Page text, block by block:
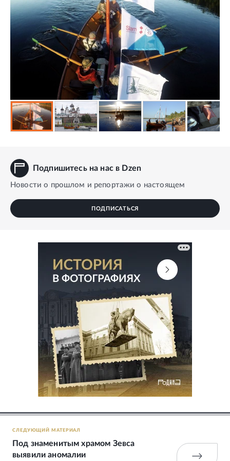
Подпишитесь на нас в Dzen
Новости о прошлом и репортажи о настоящем
ПОДПИСАТЬСЯ
СЛЕДУЮЩИЙ МАТЕРИАЛ
Под знаменитым храмом Зевса
выявили аномалии